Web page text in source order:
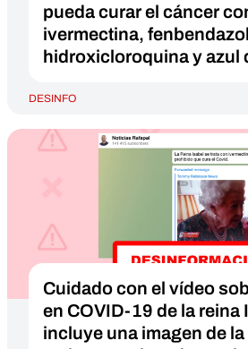
pueda curar el cáncer
ivermectina,
hidroxicloroquina y azul
DESINFO
Cuidado con el vídeo
en COVID-19 de la reina
incluye una imagen de